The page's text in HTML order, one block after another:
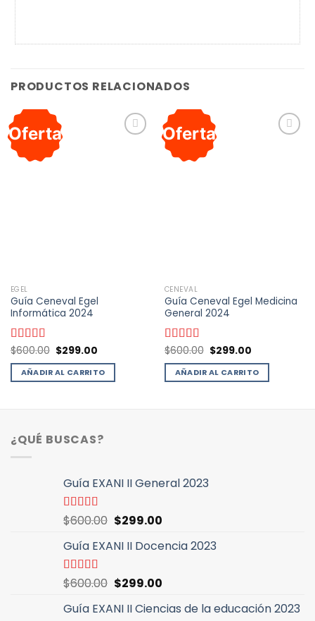
PRODUCTOS RELACIONADOS
Oferta
EGEL
Guía Ceneval Egel
Informática 2024
Valorado
con4.93de
$600.00 El
precio
original
era:
$600.00.
$299.00El
actual
es:
$299.00.
AÑADIR AL CARRITO
Oferta
CENEVAL
Guía Ceneval Egel Medicina
General 2024
Valorado
con4.96de
$600.00 El
precio
original
era:
$600.00.
$299.00El
actual
es:
$299.00.
AÑADIR AL CARRITO
¿QUÉ BUSCAS?
Guía EXANI II General 2023
Valorado
con
5
$600.00 El
original
$600.00.
$299.00El
actual
$299.00.
Guía EXANI II Docencia 2023
Valorado
con
5
$600.00 El
original
$299.00El
actual
Guía EXANI II Ciencias de la educación 2023